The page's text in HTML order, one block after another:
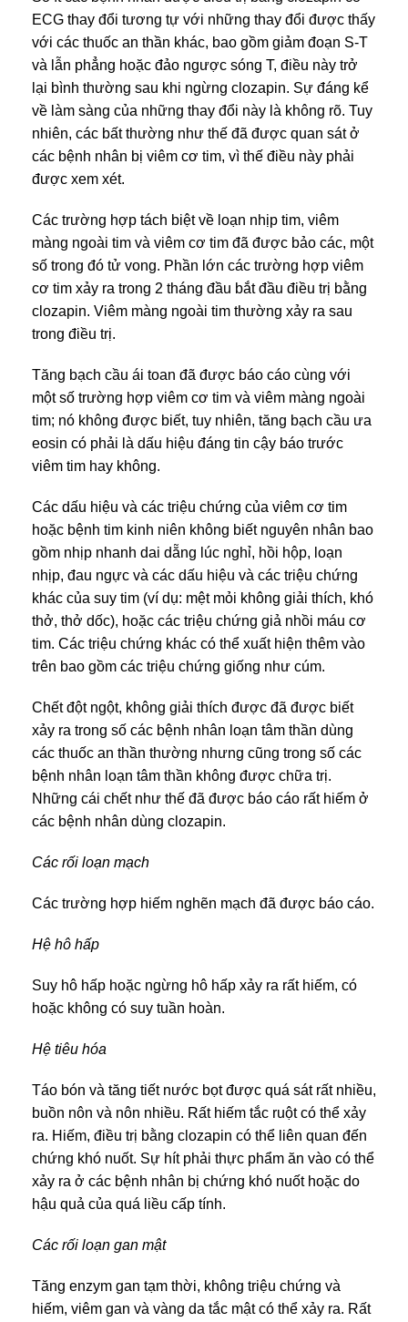
ECG thay đổi tương tự với những thay đổi được thấy
với các thuốc an thần khác, bao gồm giảm đoạn S-T
và lẫn phẳng hoặc đảo ngược sóng T, điều này trở
lại bình thường sau khi ngừng clozapin. Sự đáng kể
về làm sàng của những thay đổi này là không rõ. Tuy
nhiên, các bất thường như thế đã được quan sát ở
các bệnh nhân bị viêm cơ tim, vì thế điều này phải
được xem xét.
Các trường hợp tách biệt về loạn nhịp tim, viêm
màng ngoài tim và viêm cơ tim đã được bảo các, một
số trong đó tử vong. Phần lớn các trường hợp viêm
cơ tim xảy ra trong 2 tháng đầu bắt đầu điều trị bằng
clozapin. Viêm màng ngoài tim thường xảy ra sau
trong điều trị.
Tăng bạch cầu ái toan đã được báo cáo cùng với
một số trường hợp viêm cơ tim và viêm màng ngoài
tim; nó không được biết, tuy nhiên, tăng bạch cầu ưa
eosin có phải là dấu hiệu đáng tin cậy báo trước
viêm tim hay không.
Các dấu hiệu và các triệu chứng của viêm cơ tim
hoặc bệnh tim kinh niên không biết nguyên nhân bao
gồm nhịp nhanh dai dẵng lúc nghỉ, hồi hộp, loạn
nhịp, đau ngực và các dấu hiệu và các triệu chứng
khác của suy tim (ví dụ: mệt mỏi không giải thích, khó
thở, thở dốc), hoặc các triệu chứng giả nhồi máu cơ
tim. Các triệu chứng khác có thể xuất hiện thêm vào
trên bao gồm các triệu chứng giống như cúm.
Chết đột ngột, không giải thích được đã được biết
xảy ra trong số các bệnh nhân loạn tâm thần dùng
các thuốc an thần thường nhưng cũng trong số các
bệnh nhân loạn tâm thần không được chữa trị.
Những cái chết như thế đã được báo cáo rất hiếm ở
các bệnh nhân dùng clozapin.
Các rối loạn mạch
Các trường hợp hiếm nghẽn mạch đã được báo cáo.
Hệ hô hấp
Suy hô hấp hoặc ngừng hô hấp xảy ra rất hiếm, có
hoặc không có suy tuần hoàn.
Hệ tiêu hóa
Táo bón và tăng tiết nước bọt được quá sát rất nhiều,
buồn nôn và nôn nhiều. Rất hiếm tắc ruột có thể xảy
ra. Hiếm, điều trị bằng clozapin có thể liên quan đến
chứng khó nuốt. Sự hít phải thực phẩm ăn vào có thể
xảy ra ở các bệnh nhân bị chứng khó nuốt hoặc do
hậu quả của quá liều cấp tính.
Các rối loạn gan mật
Tăng enzym gan tạm thời, không triệu chứng và
hiếm, viêm gan và vàng da tắc mật có thể xảy ra. Rất